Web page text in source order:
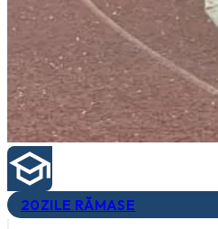
20ZILE RĂMASE